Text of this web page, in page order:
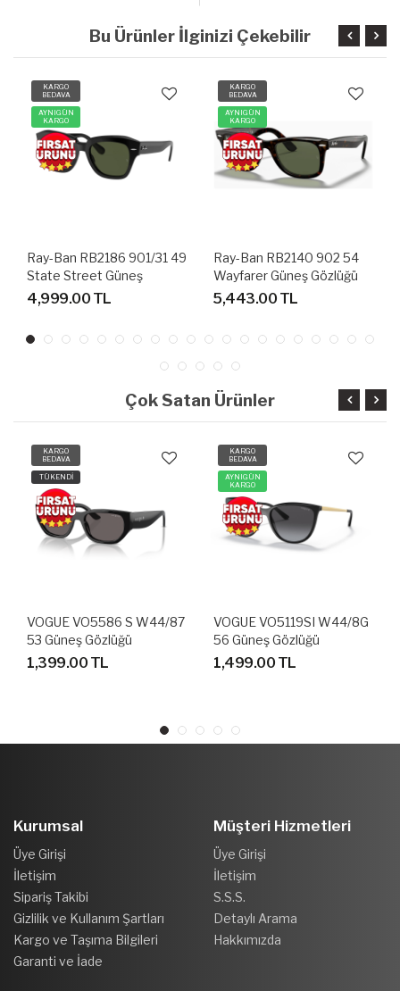
Bu Ürünler İlginizi Çekebilir
KARGO
BEDAVA
AYNIGÜN
KARGO
Ray-Ban RB2140 902 54
Wayfarer Güneş Gözlüğü
5,443.00 TL
KARGO
BEDAVA
AYNIGÜN
KARGO
Lacoste L195S 714 56
Güneş Gözlüğü
4,999.00 TL
Çok Satan Ürünler
KARGO
BEDAVA
AYNIGÜN
KARGO
VOGUE VO5119SI W44/8G
56 Güneş Gözlüğü
1,499.00 TL
KARGO
BEDAVA
TÜKENDİ
VOGUE VO5337 S W44/87
53 Güneş Gözlüğü
1,999.00 TL
Kurumsal
Üye Girişi
İletişim
Sipariş Takibi
Gizlilik ve Kullanım Şartları
Kargo ve Taşıma Bilgileri
Garanti ve İade
Müşteri Hizmetleri
Üye Girişi
İletişim
S.S.S.
Detaylı Arama
Hakkımızda